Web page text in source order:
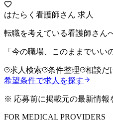
はたらく看護師さん 求人
転職を考えている看護師さん
「今の職場、このままでい
求人検索 条件整理
相談だ
希望条件で求人を探す
※ 応募前に掲載元の最新情報
FOR MEDICAL PROVIDERS